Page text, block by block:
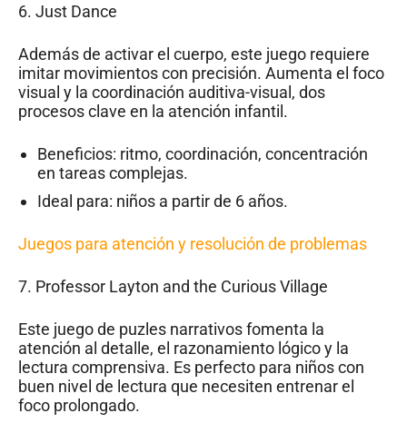
6. Just Dance
Además de activar el cuerpo, este juego requiere
imitar movimientos con precisión. Aumenta el foco
visual y la coordinación auditiva-visual, dos
procesos clave en la atención infantil.
Beneficios: ritmo, coordinación, concentración
en tareas complejas.
Ideal para: niños a partir de 6 años.
Juegos para atención y resolución de problemas
7. Professor Layton and the Curious Village
Este juego de puzles narrativos fomenta la
atención al detalle, el razonamiento lógico y la
lectura comprensiva. Es perfecto para niños con
buen nivel de lectura que necesiten entrenar el
foco prolongado.